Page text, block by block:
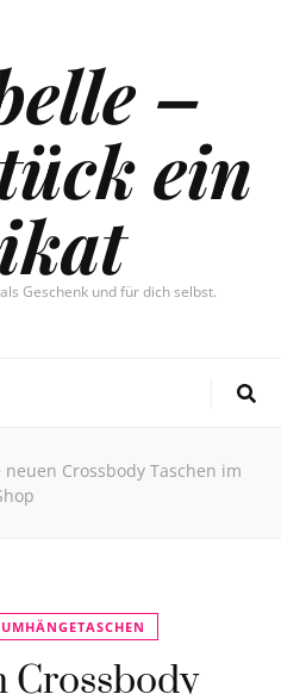
–
ein
Geschenk und für dich selbst.
neuen Crossbody Taschen im
UMHÄNGETASCHEN
Crossbody